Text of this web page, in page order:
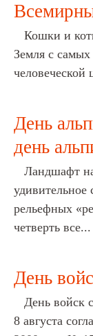
Кошки и
Земля с
День
день
Ландшафт
удивительное
рельефных
четверть все...
День
День войск
8 августа